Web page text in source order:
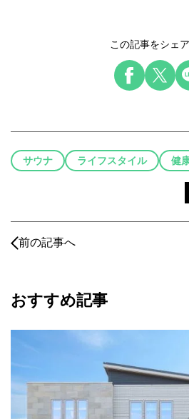
この記事をシェ
サウナ ライフスタイル 健
前の記事へ
おすすめ記事